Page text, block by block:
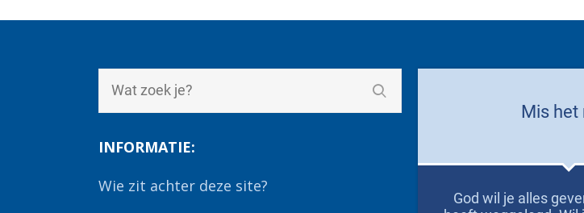
INFORMATIE:
Wie zit achter deze site?
Mis het
God wil je alles